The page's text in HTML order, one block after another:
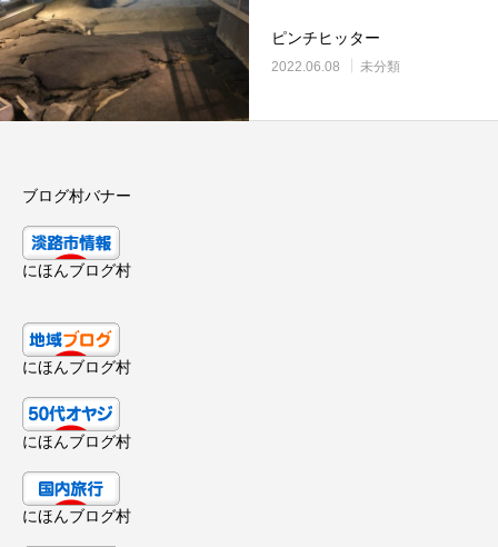
ピンチヒッター
2022.06.08 未分類
ブログ村バナー
にほんブログ村
にほんブログ村
にほんブログ村
にほんブログ村